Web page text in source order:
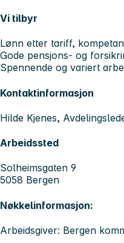
Vi tilbyr
Lønn etter tariff,
Gode pensjons- og
Spennende og variert
Kontaktinformasjon
Hilde Kjenes,
Arbeidssted
Solheimsgaten 9
5058 Bergen
Nøkkelinformasjon:
Arbeidsgiver: Bergen